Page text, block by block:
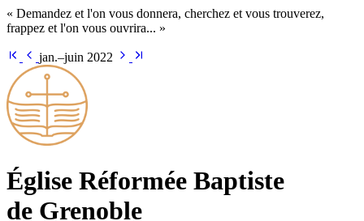
« Demandez et l'on vous donnera, cherchez et vous trouverez,
frappez et l'on vous ouvrira... »
jan.–juin 2022
Église Ré­for­mée Bap­tiste
de Grenoble